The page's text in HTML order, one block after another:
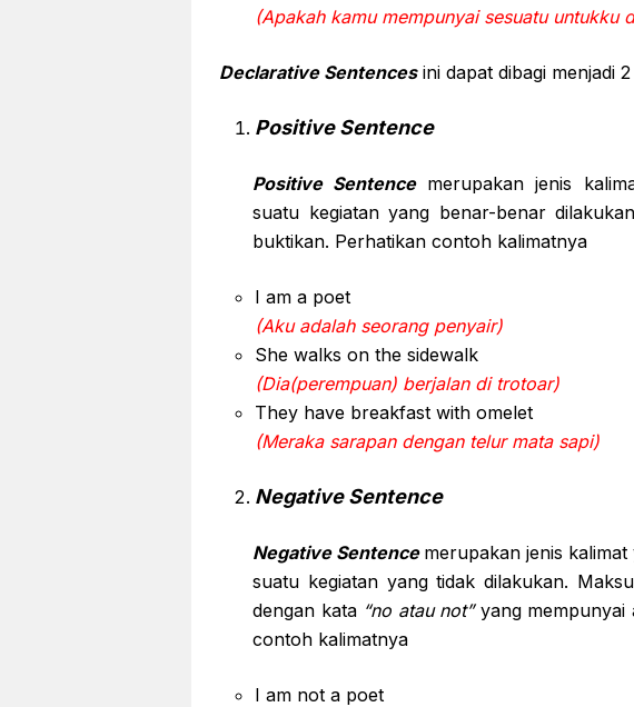
(Apakah kamu mempunyai sesuatu untukku
Declarative Sentencesini dapat dibagi menjadi
Positive Sentence
Positive Sentence merupakan jenis
suatu kegiatan yang benar-benar
buktikan. Perhatikan contoh kalimatnya
I am a poet
(Aku adalah seorang penyair)
She walks on the sidewalk
(Dia(perempuan) berjalan di trotoar)
They have breakfast with omelet
(Meraka sarapan dengan telur mata sapi)
Negative Sentence
Negative Sentence merupakan jenis
suatu kegiatan yang tidak dilakukan.
dengan kata “no atau not”yang mempunyai
contoh kalimatnya
I am not a poet